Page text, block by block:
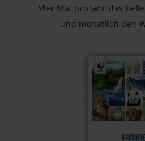
Vier Mal pro Jahr das
und monatlich den